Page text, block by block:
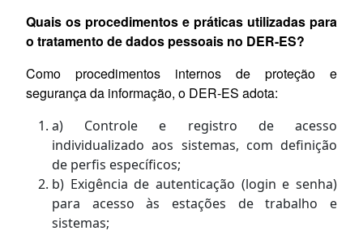
Quais os procedimentos e práticas utilizadas para
o tratamento de dados pessoais no DER-ES?
Como procedimentos internos de proteção e
segurança da informação, o DER-ES adota:
a) Controle e registro de acesso
individualizado aos sistemas, com definição
de perfis específicos;
b) Exigência de autenticação (login e senha)
para acesso às estações de trabalho e
sistemas;